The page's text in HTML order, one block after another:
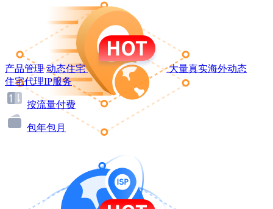
产品管理 动态住宅
大量真实海外动态
住宅代理IP服务
按流量付费
包年包月